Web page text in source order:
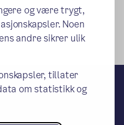
og være trygt,
Noen
andre sikrer ulik
tillater
om statistikk og